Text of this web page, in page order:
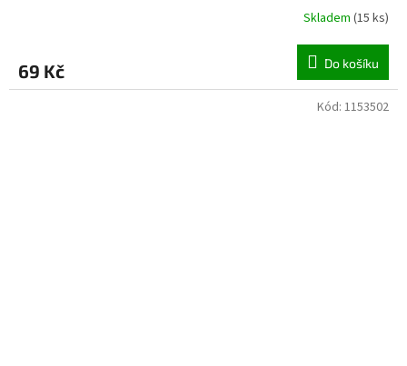
Skladem (15 ks)
69 Kč Do košíku
Kód: 1153502